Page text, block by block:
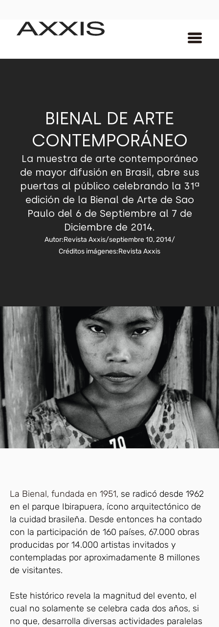
BIENAL DE ARTE
CONTEMPORÁNEO
La muestra de arte contemporáneo
de mayor difusión en Brasil, abre sus
puertas al público celebrando la 31ª
edición de la Bienal de Arte de Sao
Paulo del 6 de Septiembre al 7 de
Diciembre de 2014.
Autor:Revista Axxis/septiembre 10, 2014/
Créditos imágenes:Revista Axxis
La Bienal, fundada en 1951, se radicó desde 1962
en el parque Ibirapuera, ícono arquitectónico de
la cuidad brasileña. Desde entonces ha contado
con la participación de 160 países, 67.000 obras
producidas por 14.000 artistas invitados y
contempladas por aproximadamente 8 millones
de visitantes.
Este histórico revela la magnitud del evento, el
cual no solamente se celebra cada dos años, si
no que, desarrolla diversas actividades paralelas